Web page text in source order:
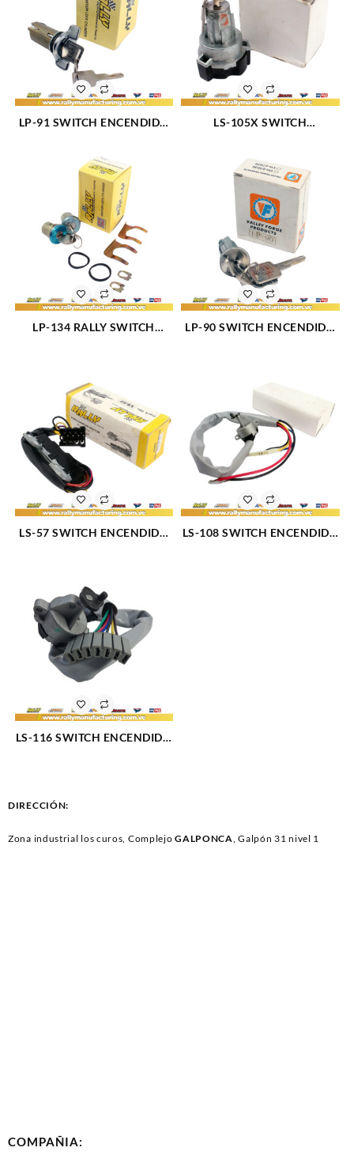
LP-91 SWITCH ENCENDIDO
LS-105X SWITCH
LP-134 RALLY SWITCH
LP-90 SWITCH ENCENDIDO
LS-57 SWITCH ENCENDIDO
LS-108 SWITCH ENCENDIDO
LS-116 SWITCH ENCENDIDO
DIRECCIÓN:
Zona industrial los curos, ComplejoGALPONCA , Galpón 31 nivel 1
COMPAÑIA: